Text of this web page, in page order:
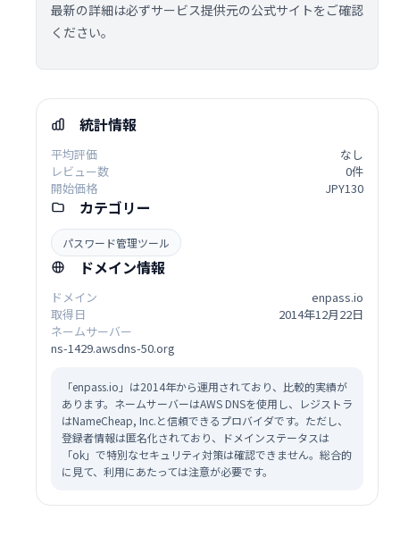
最新の詳細は必ずサービス提供元の公式サイトをご確認
ください。
統計情報
平均評価
なし
レビュー数
0件
開始価格
JPY130
カテゴリー
パスワード管理ツール
ドメイン情報
ドメイン
enpass.io
取得日
2014年12月22日
ネームサーバー
ns-1429.awsdns-50.org
「enpass.io」は2014年から運用されており、比較的実績が
あります。ネームサーバーはAWS DNSを使用し、レジストラ
はNameCheap, Inc.と信頼できるプロバイダです。ただし、
登録者情報は匿名化されており、ドメインステータスは
「ok」で特別なセキュリティ対策は確認できません。総合的
に見て、利用にあたっては注意が必要です。